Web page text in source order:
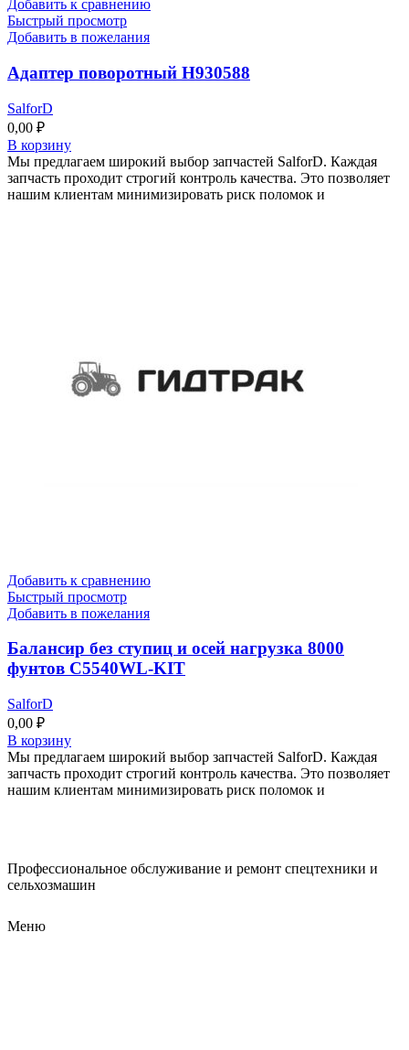
Добавить к сравнению
Быстрый просмотр
Добавить в пожелания
Адаптер поворотный Н930588
SalforD
0,00 ₽
В корзину
Мы предлагаем широкий выбор запчастей SalforD. Каждая
запчасть проходит строгий контроль качества. Это позволяет
нашим клиентам минимизировать риск поломок и
Добавить к сравнению
Быстрый просмотр
Добавить в пожелания
Балансир без ступиц и осей нагрузка 8000
фунтов C5540WL-KIT
SalforD
0,00 ₽
В корзину
Мы предлагаем широкий выбор запчастей SalforD. Каждая
запчасть проходит строгий контроль качества. Это позволяет
нашим клиентам минимизировать риск поломок и
Профессиональное обслуживание и ремонт спецтехники и
сельхозмашин
Меню